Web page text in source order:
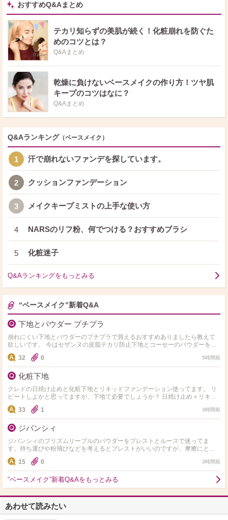
おすすめQ&Aまとめ
テカリ知らずの美肌が続く！化粧崩れを防ぐた
めのコツとは？
Q&Aまとめ
乾燥に負けないベースメイクの作り方！ツヤ肌
キープのコツはなに？
Q&Aまとめ
Q&Aランキング （ベースメイク）
1 汗で崩れないファンデを探しています。
2 クッションファンデーション
3 メイクキープミストの上手な使い方
4 NARSのリフ粉、何でつける？おすすめブラシ
5 化粧迷子
Q&Aランキングをもっとみる
“ベースメイク”新着Q&A
下地とパウダー プチプラ
崩れにくい下地とパウダーのプチプラで買えるおすすめありましたら教えて
欲しいです。 今はセザンヌの皮脂テカリ防止下地とコーセーのパウダーを使
32 0 5時間前
化粧下地
クレドの日焼け止めと化粧下地とリキッドファンデーション使ってます。 リ
ピートしよかと思ってますが、下地て必要でしょうか？ 日焼け止め＋リキッ
ドファンデのみにしようか悩んでます。
33 1 3時間前
ジバンシィ
ジバンシィのプリズムリーブルのパウダーをプレストとルースで迷ってま
す。持ち運びや粉飛びなどを考えるとプレストがいいのですが、摩擦にとて
も弱くブラシが苦手なのでどうしようか悩みます。摩擦に弱くても肌…
15 0 3時間前
“ベースメイク”新着Q&Aをもっとみる
あわせて読みたい